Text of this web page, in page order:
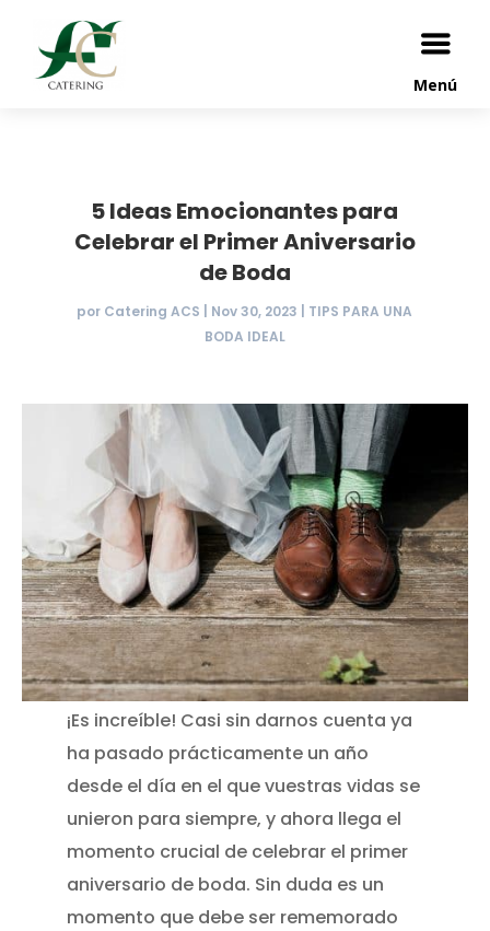
Menú
5 Ideas Emocionantes para
Celebrar el Primer Aniversario
de Boda
por Catering ACS Nov 30, 2023
TIPS PARA UNA
BODA IDEAL
¡Es increíble! Casi sin darnos cuenta ya
ha pasado prácticamente un año
desde el día en el que vuestras vidas se
unieron para siempre, y ahora llega el
momento crucial de celebrar el primer
aniversario de boda. Sin duda es un
momento que debe ser rememorado